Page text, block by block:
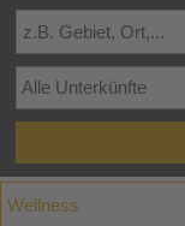
Wellness